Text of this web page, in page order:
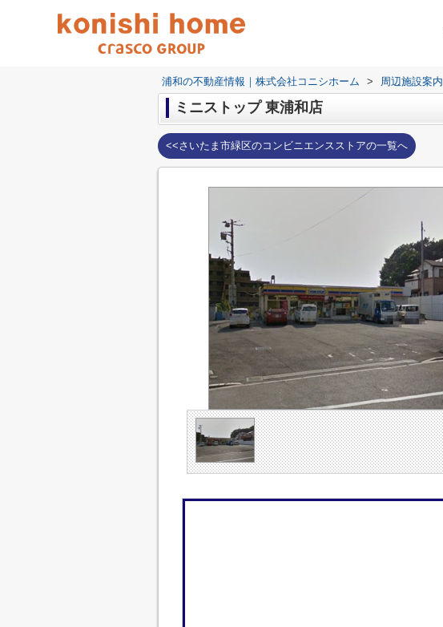
浦和の不動産情報｜株式会社コニシホーム > 周辺施設案内
ミニストップ 東浦和店
<<さいたま市緑区のコンビニエンスストアの一覧へ